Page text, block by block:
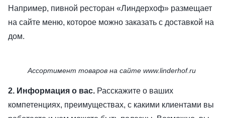
Например, пивной ресторан «Линдерхоф» размещает
на сайте меню, которое можно заказать с доставкой на
дом.
Ассортимент товаров на сайте www.linderhof.ru
2. Информация о вас. Расскажите о ваших
компетенциях, преимуществах, с какими клиентами вы